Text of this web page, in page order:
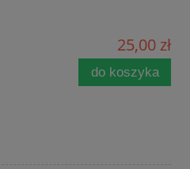
25,00 zł
do koszyka